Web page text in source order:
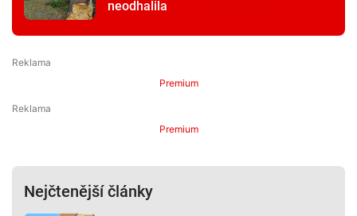
neodhalila
Premium
Premium
Nejčtenější články